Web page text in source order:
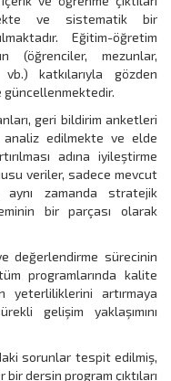
ve sistematik bir
Eğitim-öğretim
(öğrenciler, mezunlar,
katkılarıyla gözden
geri bildirim anketleri
edilmekte ve elde
adına iyileştirme
veriler, sadece mevcut
aynı zamanda stratejik
bir parçası olarak
değerlendirme sürecinin
programlarında kalite
yeterliliklerini artırmaya
gelişim yaklaşımını
sorunlar tespit edilmiş,
dersin program çıktıları